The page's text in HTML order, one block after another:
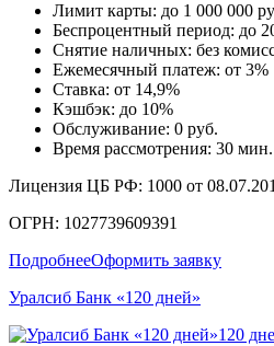
Лимит карты: до 1 000 000
Беспроцентный период: до
Снятие наличных: без
Ежемесячный платеж: от 3%
Ставка: от 14,9%
Кэшбэк: до 10%
Обслуживание: 0 руб.
Время рассмотрения: 30 мин.
Лицензия ЦБ РФ: 1000 от
ОГРН: 1027739609391
ПодробнееОформить заявку
Уралсиб Банк «120 дней»
120